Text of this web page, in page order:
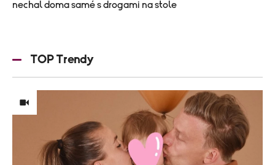
nechal doma samé s drogami na stole
TOP Trendy